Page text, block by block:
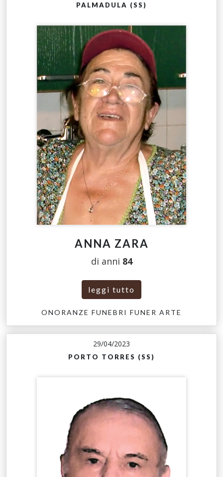
PALMADULA (SS)
ANNA ZARA
di anni 84
leggi tutto
ONORANZE FUNEBRI FUNER ARTE
29/04/2023
PORTO TORRES (SS)